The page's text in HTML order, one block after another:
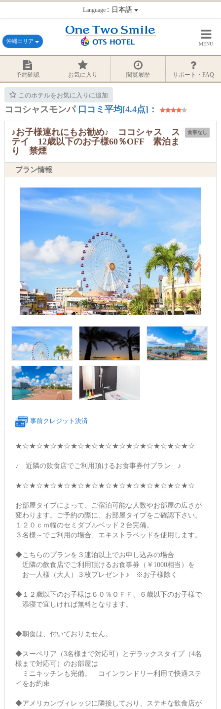
Language：日本語
沖縄エリア MENU
予約確認 お気に入り 閲覧履歴 サポート・FAQ
このホテルをお気に入りに追加
ココシャスモンパ 口コミ平均[4.4点]：
食事なし
♪お子様連れにもお勧め♪ ココシャス ス
テイ 12歳以下のお子様60％OFF 素泊ま
り 禁煙
プラン情報
事前クレジット決済
★☆★☆★☆★☆★☆★☆★☆★☆★☆★☆★☆★☆★☆
♪ 近隣の飲食店でご利用頂けるお食事券付プラン ♪
★☆★☆★☆★☆★☆★☆★☆★☆★☆★☆★☆★☆★☆
お部屋タイプによって、ご宿泊可能な人数やお部屋の広さが
変わります。ご予約の際に、お部屋タイプをご確認下さい。
１２０ｃｍ幅のセミダブルベッド２台完備。
３名様～でご利用の場合、エキストラベッドを使用します。
◆こちらのプランを３連泊以上でお申し込みの場合
近隣の飲食店でご利用頂けるお食事券（￥1000相当）を
お一人様（大人）３枚プレゼント♪ ※お子様除く
◆１２歳以下のお子様は６０％ＯＦＦ、６歳以下のお子様で
添寝で宜しければ無料となります。
◆朝食は、付いておりません。
◆スーペリア（3名様まで対応可）とデラックスタイプ（4名
様まで対応可）のお部屋は
ミニキッチンも完備。 コインランドリー利用で快適ステ
イをお約束
◆アメリカンヴィレッジに隣接しており、ステキな飲食店が